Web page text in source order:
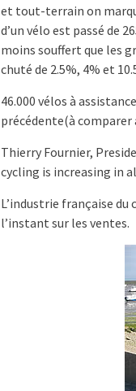
et tout-terrain on
d’un vélo est passé de
moins souffert que les
chuté de 2.5%, 4% et
46.000 vélos à
précédente(à comparer
Thierry Fournier,
cycling is increasing in
L’industrie française du
l’instant sur les ventes.